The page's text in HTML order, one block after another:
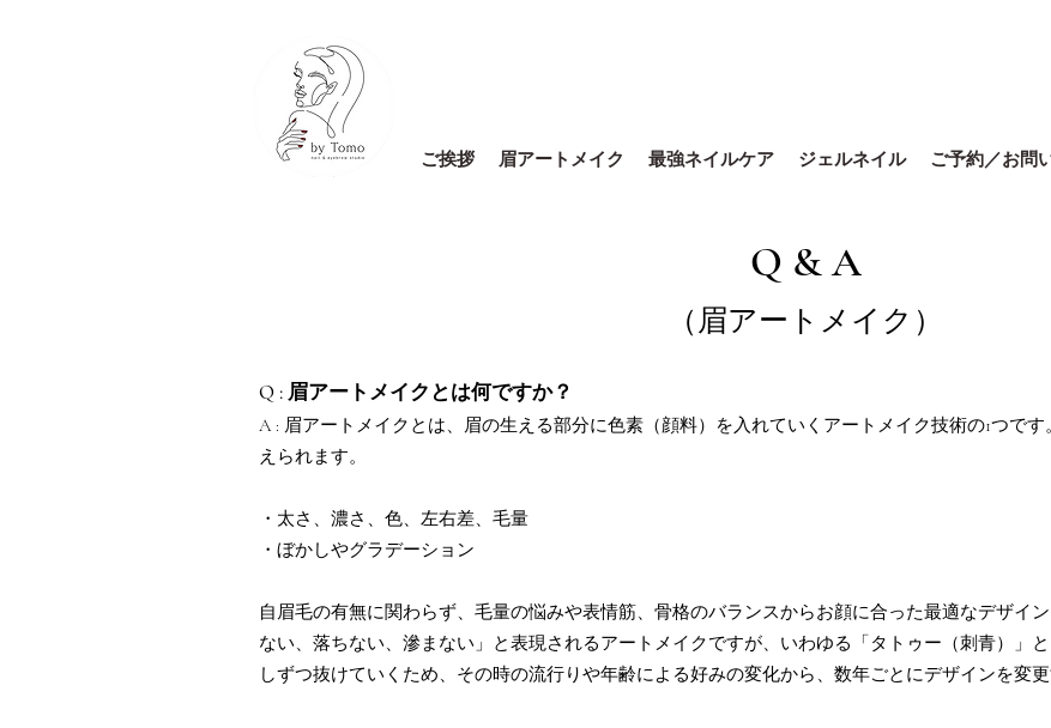
ご挨拶 眉アートメイク 最強ネイルケア ジェルネイル ご予約／お問
Q & A
（眉アートメイク）
Q : 眉アートメイクとは何ですか？
A : 眉アートメイクとは、眉の生える部分に色素（顔料）を入れていくアートメイク技術の1つで
えられます。
・太さ、濃さ、色、左右差、毛量
・ぼかしやグラデーション
自眉毛の有無に関わらず、毛量の悩みや表情筋、骨格のバランスからお顔に合った最適なデザイ
ない、落ちない、滲まない」と表現されるアートメイクですが、いわゆる「タトゥー（刺青）」
しずつ抜けていくため、その時の流行りや年齢による好みの変化から、数年ごとにデザインを変更